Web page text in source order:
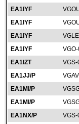
EA1IYF
EA1IYF
EA1IYF
EA1IYF
EA1IZT
EA1JJ/P
EA1MI/P
EA1MI/P
EA1NX/P